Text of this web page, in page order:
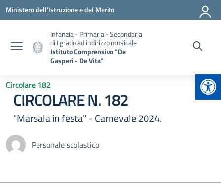
Vai ai contenuti
Vai al menu di navigazione
Vai al footer
Ministero dell'Istruzione e del Merito
Infanzia - Primaria - Secondaria
di I grado ad indirizzo musicale
Istituto Comprensivo "De
Gasperi - De Vita"
Circolare 182
CIRCOLARE N. 182
"Marsala in festa" - Carnevale 2024.
Personale scolastico